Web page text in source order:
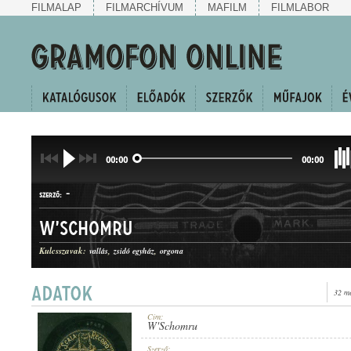
FILMALAP FILMARCHÍVUM MAFILM FILMLABOR
00:00 00:00
SZERZŐ: -
MŰFAJ: ZSIDÓ TEMPLOMI ÉNEK
W'Schomru
Kulcsszavak: vallás zsidó egyház orgona
32
Cím:
W'Schomru
Szerző: